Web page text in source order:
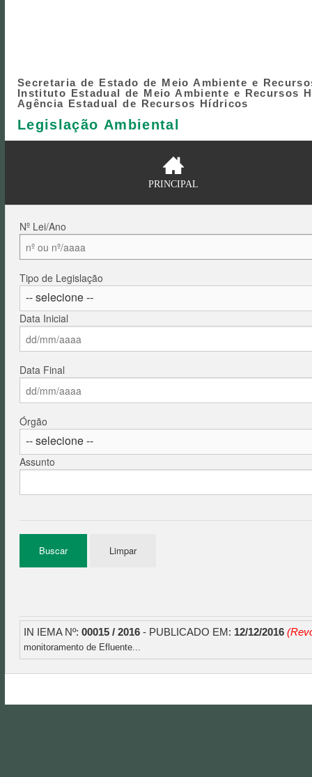
Secretaria de Estado de Meio Ambiente e
Instituto Estadual de Meio Ambiente e Recursos
Agência Estadual de Recursos Hídricos
Legislação Ambiental
PRINCIPAL
Nº Lei/Ano
Tipo de Legislação
Data Inicial
Data Final
Órgão
Assunto
IN IEMA Nº: 00015 / 2016 - PUBLICADO EM: 12/12/2016
monitoramento de Efluente...